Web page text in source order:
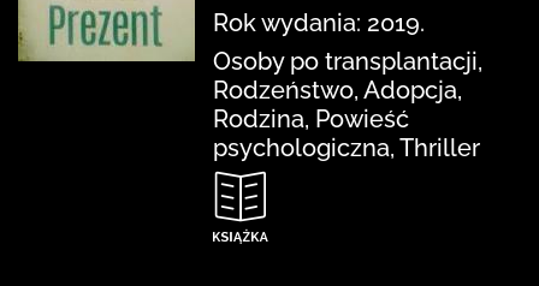
Rok wydania: 2019.
Osoby po transplantacji,
Rodzeństwo, Adopcja,
Rodzina, Powieść
psychologiczna, Thriller